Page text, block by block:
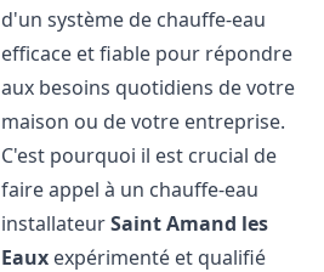
d'un système de chauffe-eau
efficace et fiable pour répondre
aux besoins quotidiens de votre
maison ou de votre entreprise.
C'est pourquoi il est crucial de
faire appel à un chauffe-eau
installateurSaint Amand les
Eaux expérimenté et qualifié